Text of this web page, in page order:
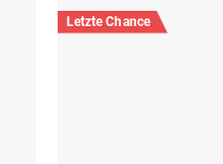
Letzte Chance